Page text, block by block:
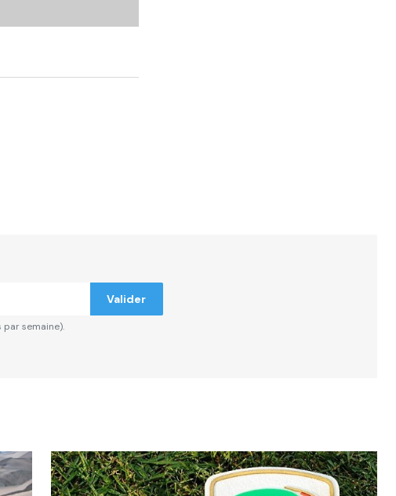
Valider
par semaine).